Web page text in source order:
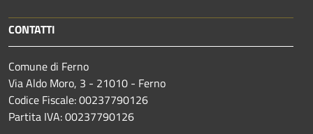
CONTATTI
Comune di Ferno
Via Aldo Moro, 3 - 21010 - Ferno
Codice Fiscale: 00237790126
Partita IVA: 00237790126